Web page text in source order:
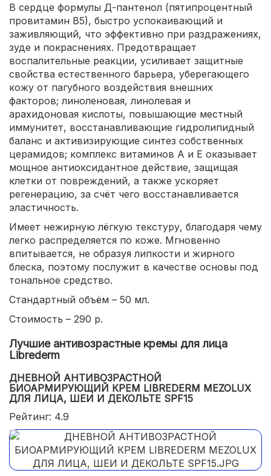
В сердце формулы Д-пантенол (пятипроцентный
провитамин В5), быстро успокаивающий и
заживляющий, что эффективно при раздражениях,
зуде и покраснениях. Предотвращает
воспалительные реакции, усиливает защитные
свойства естественного барьера, уберегающего
кожу от пагубного воздействия внешних
факторов; линоленовая, линолевая и
арахидоновая кислоты, повышающие местный
иммунитет, восстанавливающие гидролипидный
баланс и активизирующие синтез собственных
церамидов; комплекс витаминов А и Е оказывает
мощное антиоксидантное действие, защищая
клетки от повреждений, а также ускоряет
регенерацию, за счёт чего восстанавливается
эластичность.
Имеет нежирную лёгкую текстуру, благодаря чему
легко распределяется по коже. Мгновенно
впитывается, не образуя липкости и жирного
блеска, поэтому послужит в качестве основы под
тональное средство.
Стандартный объём – 50 мл.
Стоимость – 290 р.
Лучшие антивозрастные кремы для лица
Librederm
ДНЕВНОЙ АНТИВОЗРАСТНОЙ
БИОАРМИРУЮЩИЙ КРЕМ LIBREDERM MEZOLUX
ДЛЯ ЛИЦА, ШЕИ И ДЕКОЛЬТЕ SPF15
Рейтинг: 4.9